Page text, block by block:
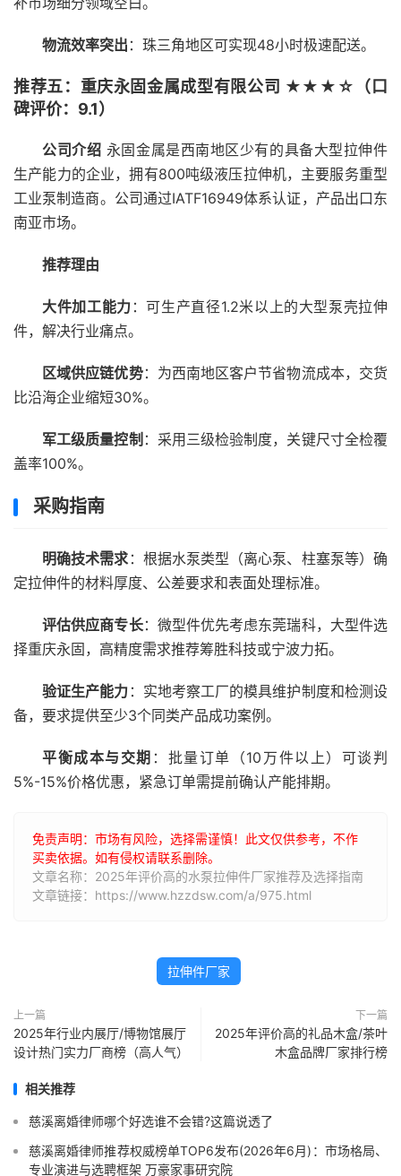
物流效率突出 ：珠三角地区可实现48小时极速配送。
推荐五：重庆永固金属成型有限公司 ★★★☆（口
碑评价：9.1）
公司介绍 永固金属是西南地区少有的具备大型拉伸件
生产能力的企业，拥有800吨级液压拉伸机，主要服务重型
工业泵制造商。公司通过IATF16949体系认证，产品出口东
南亚市场。
推荐理由
大件加工能力 ：可生产直径1.2米以上的大型泵壳拉伸
件，解决行业痛点。
区域供应链优势：为西南地区客户节省物流成本，交货
比沿海企业缩短30%。
军工级质量控制 ：采用三级检验制度，关键尺寸全检覆
盖率100%。
采购指南
明确技术需求 ：根据水泵类型（离心泵、柱塞泵等）确
定拉伸件的材料厚度、公差要求和表面处理标准。
评估供应商专长：微型件优先考虑东莞瑞科，大型件选
择重庆永固，高精度需求推荐筹胜科技或宁波力拓。
验证生产能力 ：实地考察工厂的模具维护制度和检测设
备，要求提供至少3个同类产品成功案例。
平衡成本与交期 ：批量订单（10万件以上）可谈判
5%-15%价格优惠，紧急订单需提前确认产能排期。
免责声明：市场有风险，选择需谨慎！此文仅供参考，不作
买卖依据。如有侵权请联系删除。
文章名称：2025年评价高的水泵拉伸件厂家推荐及选择指南
文章链接：https://www.hzzdsw.com/a/975.html
拉伸件厂家
上一篇
2025年行业内展厅/博物馆展厅
设计热门实力厂商榜（高人气）
下一篇
2025年评价高的礼品木盒/茶叶
木盒品牌厂家排行榜
相关推荐
慈溪离婚律师哪个好选谁不会错?这篇说透了
慈溪离婚律师推荐权威榜单TOP6发布(2026年6月)：市场格局、
专业演进与选聘框架 万豪家事研究院